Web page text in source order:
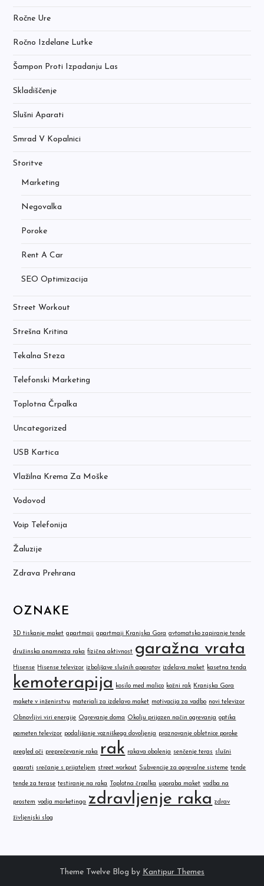
Ročne Ure
Ročno Izdelane Lutke
Šampon Proti Izpadanju Las
Skladiščenje
Slušni Aparati
Smrad V Kopalnici
Storitve
Marketing
Negovalka
Poroke
Rent A Car
SEO Optimizacija
Street Workout
Strešna Kritina
Tekalna Steza
Telefonski Marketing
Toplotna Črpalka
Uncategorized
USB Kartica
Vlažilna Krema Za Moške
Vodovod
Voip Telefonija
Žaluzije
Zdrava Prehrana
OZNAKE
3D tiskanje maket apartmaji apartmaji Kranjska Gora avtomatsko zapiranje tende
družinska anamneza raka fizična aktivnost garažna vrata
Hisense Hisense televizor izboljšave slušnih aparatov izdelava maket kasetna tenda
kemoterapija kosilo med malico kožni rak Kranjska Gora
makete v inženirstvu materiali za izdelavo maket motivacija za vadbo novi televizor
Obnovljivi viri energije Ogrevanje doma Okolju prijazen način ogrevanja optika
pameten televizor podaljšanje vozniškega dovoljenja praznovanje obletnice poroke
pregled oči preprečevanje raka rak rakava obolenja senčenje teras slušni
aparati srečanje s prijateljem street workout Subvencije za ogrevalne sisteme tende
tende za terase testiranje na raka Toplotna črpalka uporaba maket vadba na
prostem vodja marketinga zdravljenje raka zdrav
življenjski slog
Theme Twelve Blog by Kantipur Themes